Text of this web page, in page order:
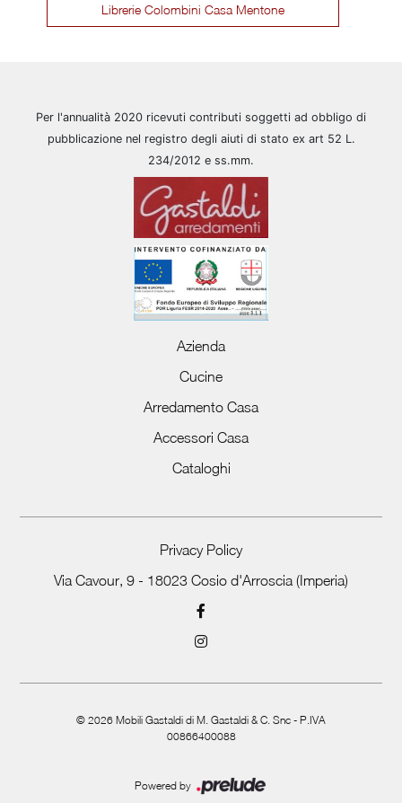
Librerie Colombini Casa Mentone
Per l'annualità 2020 ricevuti contributi soggetti ad obbligo di
pubblicazione nel registro degli aiuti di stato ex art 52 L.
234/2012 e ss.mm.
Azienda
Cucine
Arredamento Casa
Accessori Casa
Cataloghi
Privacy Policy
Via Cavour, 9 - 18023 Cosio d'Arroscia (Imperia)
© 2026 Mobili Gastaldi di M. Gastaldi & C. Snc - P.IVA
00866400088
Powered by